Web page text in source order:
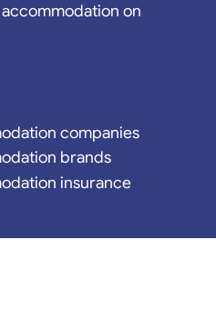
on
companies
brands
insurance